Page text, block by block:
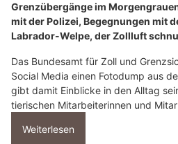
Grenzübergänge im
mit der Polizei, Begegnungen mit
Labrador-Welpe, der Zollluft
Das Bundesamt für Zoll und
Social Media einen Fotodump aus
gibt damit Einblicke in den Alltag
tierischen Mitarbeiterinnen und
Weiterlesen